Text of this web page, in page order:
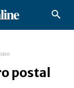
postal